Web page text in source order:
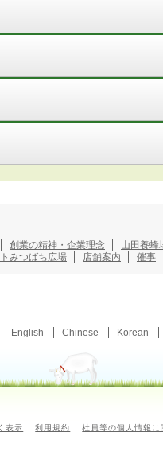
創業の精神・企業理念
山田養蜂
みつばち広場 店舗案内 催事
English Chinese Korean
表示 利用規約 社員等の個人情報